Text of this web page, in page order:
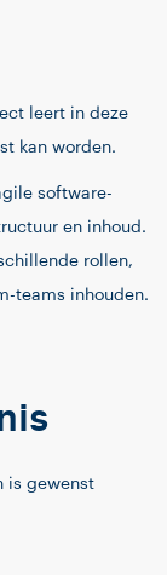
leert in deze
kan worden.
software-
en inhoud.
rollen,
teams inhouden.
is gewenst